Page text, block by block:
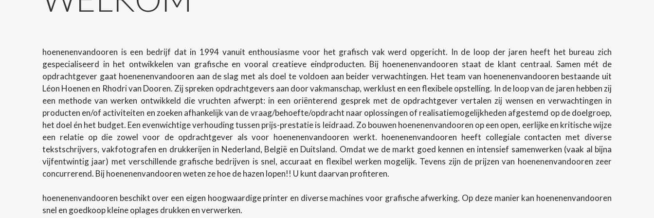
hoenenenvandooren is een bedrijf dat in 1994 vanuit enthousiasme voor het grafisch vak werd opgericht. In de loop der jaren heeft het bureau zich
gespecialiseerd in het ontwikkelen van grafische en vooral creatieve eindproducten. Bij hoenenenvandooren staat de klant centraal. Samen mét de
opdrachtgever gaat hoenenenvandooren aan de slag met als doel te voldoen aan beider verwachtingen. Het team van hoenenenvandooren bestaande uit
Léon Hoenen en Rhodri van Dooren. Zij spreken opdrachtgevers aan door vakmanschap, werklust en een flexibele opstelling. In de loop van de jaren hebben zij
een methode van werken ontwikkeld die vruchten afwerpt: in een oriënterend gesprek met de opdrachtgever vertalen zij wensen en verwachtingen in
producten en/of activiteiten en zoeken afhankelijk van de vraag/behoefte/opdracht naar oplossingen of realisatiemogelijkheden afgestemd op de doelgroep,
het doel én het budget. Een evenwichtige verhouding tussen prijs-prestatie is leidraad. Zo bouwen hoenenenvandooren op een open, eerlijke en kritische wijze
een relatie op die zowel voor de opdrachtgever als voor hoenenenvandooren werkt. hoenenenvandooren heeft collegiale contacten met diverse
tekstschrijvers, vakfotografen en drukkerijen in Nederland, België en Duitsland. Omdat we de markt goed kennen en intensief samenwerken (vaak al bijna
vijfentwintig jaar) met verschillende grafische bedrijven is snel, accuraat en flexibel werken mogelijk. Tevens zijn de prijzen van hoenenenvandooren zeer
concurrerend. Bij hoenenenvandooren weten ze hoe de hazen lopen!! U kunt daarvan profiteren.
hoenenenvandooren beschikt over een eigen hoogwaardige printer en diverse machines voor grafische afwerking. Op deze manier kan hoenenenvandooren
snel en goedkoop kleine oplages drukken en verwerken.